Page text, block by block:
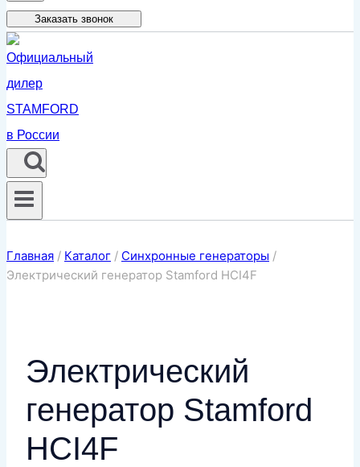
Заказать звонок
Главная / Каталог / Синхронные генераторы /
Электрический генератор Stamford HCI4F
Электрический
генератор Stamford
HCI4F